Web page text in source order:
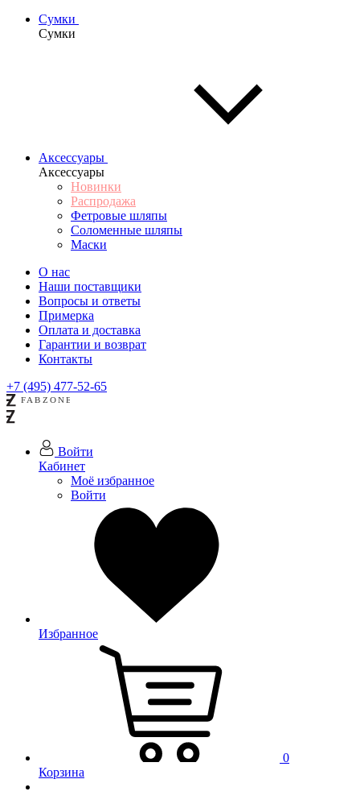
Сумки
Сумки
Аксессуары
Аксессуары
Новинки
Распродажа
Фетровые шляпы
Соломенные шляпы
Маски
О нас
Наши поставщики
Вопросы и ответы
Примерка
Оплата и доставка
Гарантии и возврат
Контакты
+7 (495) 477-52-65
Войти
Кабинет
Моё избранное
Войти
Избранное
0
Корзина